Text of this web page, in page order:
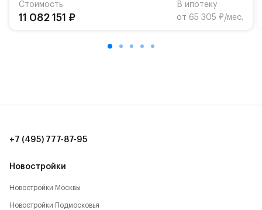
Стоимость
11 082 151 ₽
В ипотеку
от 65 305 ₽/мес.
Новостройки
Новостройки Москвы
Новостройки Подмосковья
+7 (495) 777-87-95